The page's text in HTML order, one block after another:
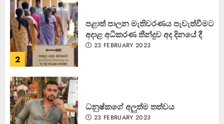
3
ධනුෂ්කගේ අලුත්ම තත්වය
23 FEBRUARY 2023
ඌව පළාතේ දක්ෂතම ක්‍රීඩකයා
මීගහකිවුලන් බිහි වෙයි